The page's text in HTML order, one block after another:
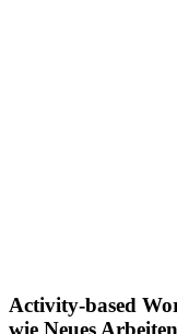
Activity-based
wie Neues